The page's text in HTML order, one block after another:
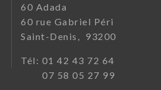
60 Adada
60 rue Gabriel Péri
Saint-Denis, 93200
Tél: 01 42 43 72 64
07 58 05 27 99